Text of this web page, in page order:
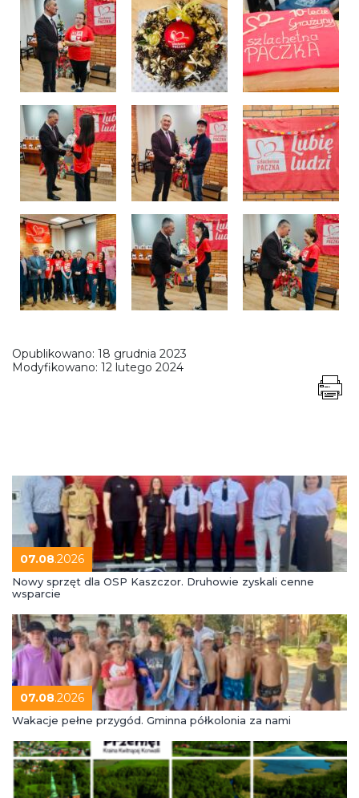
Opublikowano: 18 grudnia 2023
Modyfikowano: 12 lutego 2024
07.08.2026
Nowy sprzęt dla OSP Kaszczor. Druhowie zyskali cenne
wsparcie
07.08.2026
Wakacje pełne przygód. Gminna półkolonia za nami